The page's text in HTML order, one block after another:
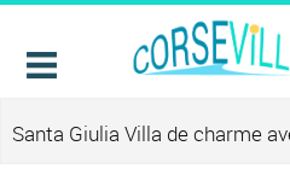
Santa Giulia Villa de charme